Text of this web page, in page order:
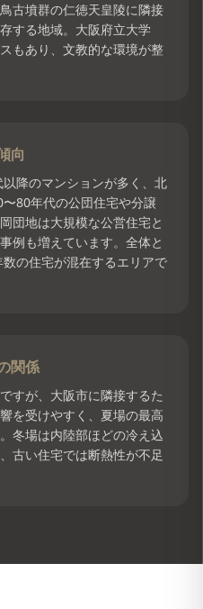
古墳群の仁徳天皇陵に隣接
する地域。大阪府立大学
もあり、文教的な環境が整
向
降のマンションが多く、北
80年代の公団住宅や分譲
団地は大規模な公営住宅と
例も増えています。全体と
の住宅が混在するエリアで
関係
すが、大阪市に隣接するた
を受けやすく、夏場の最高
冬場は内陸部ほどの冷え込
古い住宅では断熱性が不足